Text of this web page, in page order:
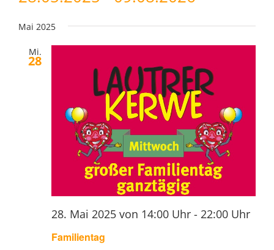
Suche
wählen.
Mai 2025
Mi.
28
Familientag
28. Mai 2025 von 14:00 Uhr - 22:00 Uhr